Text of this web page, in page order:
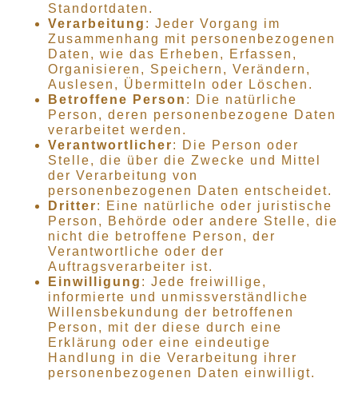
Standortdaten.
Verarbeitung : Jeder Vorgang im
Zusammenhang mit personenbezogenen
Daten, wie das Erheben, Erfassen,
Organisieren, Speichern, Verändern,
Auslesen, Übermitteln oder Löschen.
Betroffene Person : Die natürliche
Person, deren personenbezogene Daten
verarbeitet werden.
Verantwortlicher: Die Person oder
Stelle, die über die Zwecke und Mittel
der Verarbeitung von
personenbezogenen Daten entscheidet.
Dritter: Eine natürliche oder juristische
Person, Behörde oder andere Stelle, die
nicht die betroffene Person, der
Verantwortliche oder der
Auftragsverarbeiter ist.
Einwilligung : Jede freiwillige,
informierte und unmissverständliche
Willensbekundung der betroffenen
Person, mit der diese durch eine
Erklärung oder eine eindeutige
Handlung in die Verarbeitung ihrer
personenbezogenen Daten einwilligt.